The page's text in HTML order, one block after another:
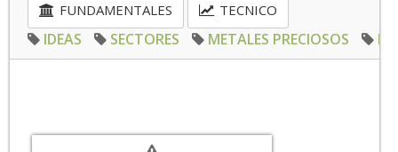
FUNDAMENTALES
TECNICO
IDEAS SECTORES METALES PRECIOSOS